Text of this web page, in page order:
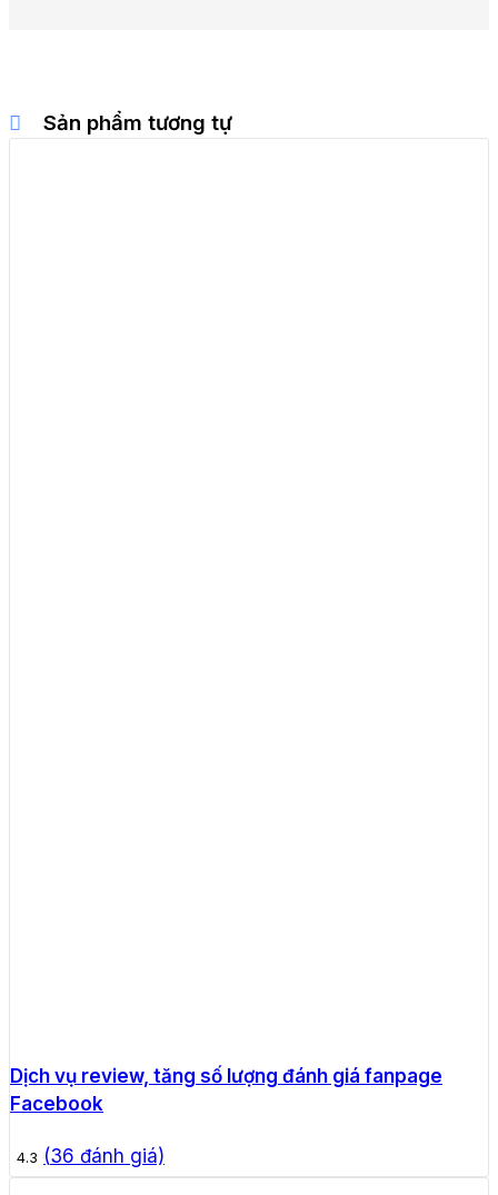
Sản phẩm tương tự
Dịch vụ review, tăng số lượng đánh giá fanpage
Facebook
4.3 (36 đánh giá)